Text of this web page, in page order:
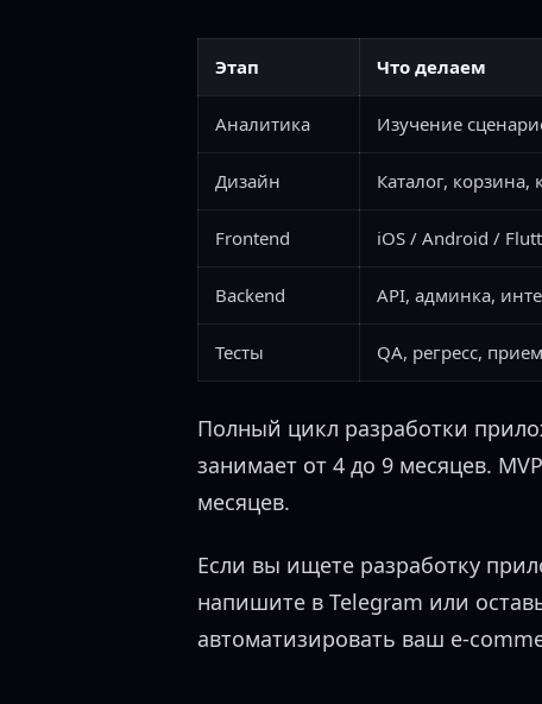
Этап Что делаем
Аналитика Изучение
Дизайн Каталог, корзина,
Frontend iOS / Android /
Backend API, админка,
Тесты QA, регресс,
Полный цикл разработки
занимает от 4 до 9 месяцев.
месяцев.
Если вы ищете разработку
напишите в Telegram или
автоматизировать ваш e-